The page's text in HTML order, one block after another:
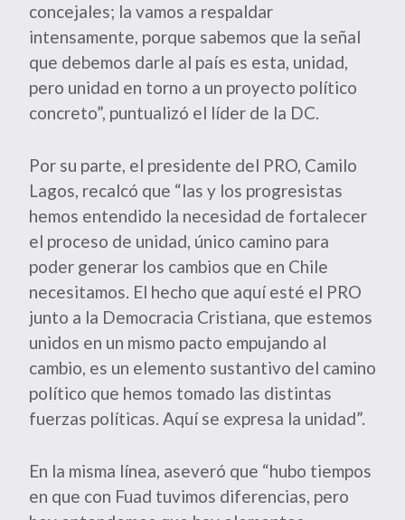
concejales; la vamos a respaldar
intensamente, porque sabemos que la señal
que debemos darle al país es esta, unidad,
pero unidad en torno a un proyecto político
concreto”, puntualizó el líder de la DC.
Por su parte, el presidente del PRO, Camilo
Lagos, recalcó que “las y los progresistas
hemos entendido la necesidad de fortalecer
el proceso de unidad, único camino para
poder generar los cambios que en Chile
necesitamos. El hecho que aquí esté el PRO
junto a la Democracia Cristiana, que estemos
unidos en un mismo pacto empujando al
cambio, es un elemento sustantivo del camino
político que hemos tomado las distintas
fuerzas políticas. Aquí se expresa la unidad”.
En la misma línea, aseveró que “hubo tiempos
en que con Fuad tuvimos diferencias, pero